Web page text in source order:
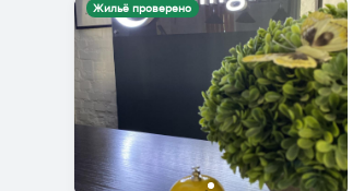
Жильё проверено